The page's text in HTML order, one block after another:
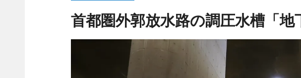
首都圏外郭放水路の調圧水槽「地